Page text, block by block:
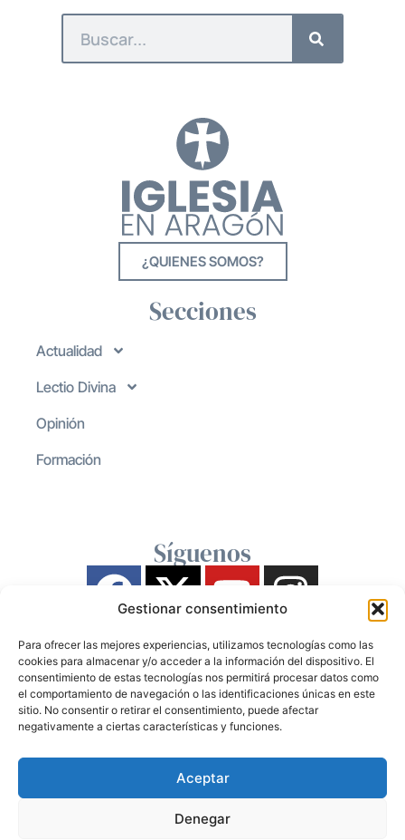
Gestionar consentimiento
Para ofrecer las mejores experiencias, utilizamos tecnologías como las
cookies para almacenar y/o acceder a la información del dispositivo. El
consentimiento de estas tecnologías nos permitirá procesar datos como
el comportamiento de navegación o las identificaciones únicas en este
sitio. No consentir o retirar el consentimiento, puede afectar
negativamente a ciertas características y funciones.
Aceptar
Denegar
¿QUIENES SOMOS?
Secciones
Actualidad
Lectio Divina
Opinión
Formación
Síguenos